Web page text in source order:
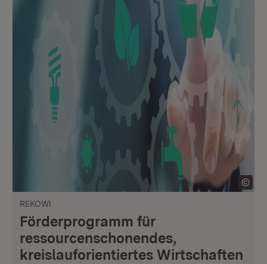
REKOWI
Förderprogramm für
ressourcenschonendes,
kreislauforientiertes Wirtschaften